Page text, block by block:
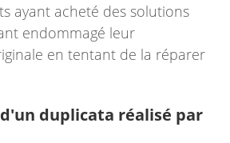
ayant acheté des solutions
endommagé leur
en tentant de la réparer
duplicata réalisé par